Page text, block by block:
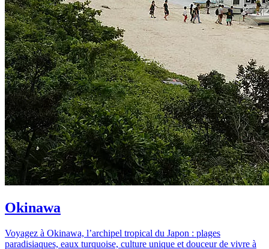
Okinawa
Voyagez à Okinawa, l’archipel tropical du Japon : plages
paradisiaques, eaux turquoise, culture unique et douceur de vivre à